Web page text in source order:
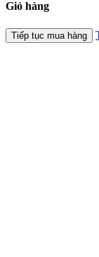
Giỏ hàng
Tiếp tục mua hàng